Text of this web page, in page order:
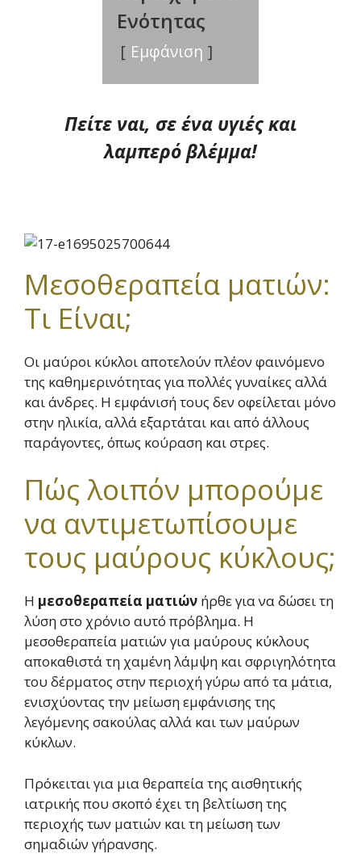
Ενότητας
Εμφάνιση
Πείτε ναι, σε ένα υγιές και
λαμπερό βλέμμα!
Μεσοθεραπεία ματιών:
Τι Είναι;
Οι μαύροι κύκλοι αποτελούν πλέον φαινόμενο
της καθημερινότητας για πολλές γυναίκες αλλά
και άνδρες. Η εμφάνισή τους δεν οφείλεται μόνο
στην ηλικία, αλλά εξαρτάται και από άλλους
παράγοντες, όπως κούραση και στρες.
Πώς λοιπόν μπορούμε
να αντιμετωπίσουμε
τους μαύρους κύκλους;
Η μεσοθεραπεία ματιών ήρθε για να δώσει τη
λύση στο χρόνιο αυτό πρόβλημα. Η
μεσοθεραπεία ματιών για μαύρους κύκλους
αποκαθιστά τη χαμένη λάμψη και σφριγηλότητα
του δέρματος στην περιοχή γύρω από τα μάτια,
ενισχύοντας την μείωση εμφάνισης της
λεγόμενης σακούλας αλλά και των μαύρων
κύκλων.
Πρόκειται για μια θεραπεία της αισθητικής
ιατρικής που σκοπό έχει τη βελτίωση της
περιοχής των ματιών και τη μείωση των
σημαδιών γήρανσης.